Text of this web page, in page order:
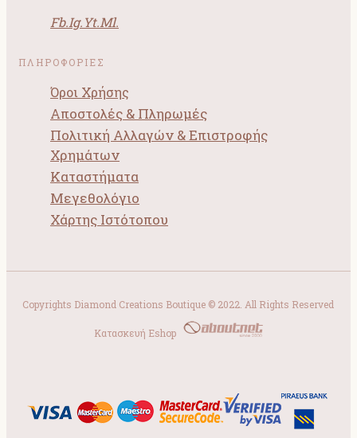
Fb.Ig.Yt.Ml.
ΠΛΗΡΟΦΟΡΙΕΣ
Όροι Χρήσης
Αποστολές & Πληρωμές
Πολιτική Αλλαγών & Επιστροφής
Χρημάτων
Καταστήματα
Μεγεθολόγιο
Χάρτης Ιστότοπου
Copyrights Diamond Creations Boutique © 2022. All Rights Reserved
Κατασκευή Eshop